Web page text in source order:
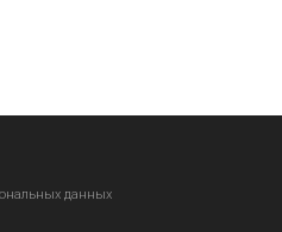
данных